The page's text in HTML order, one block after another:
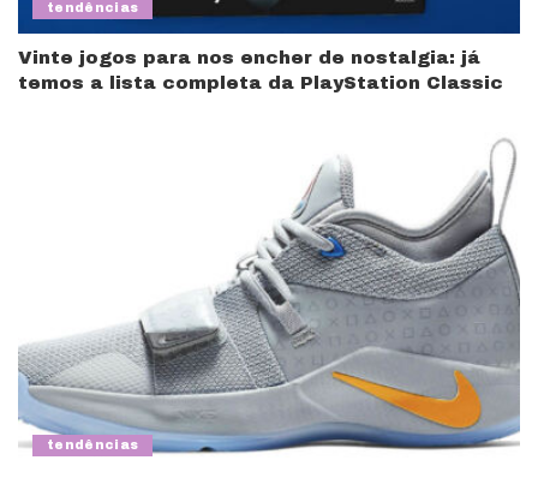
tendências
Vinte jogos para nos encher de nostalgia: já
temos a lista completa da PlayStation Classic
tendências